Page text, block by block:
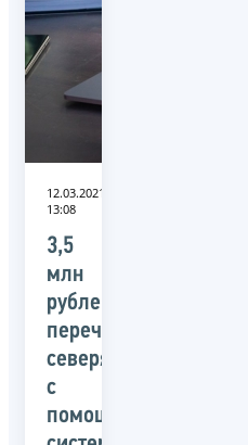
12.03.2021
13:08
3,5
млн
рублей
перечислено
северянами
с
помощью